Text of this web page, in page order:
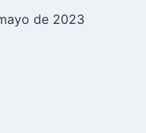
de 2023